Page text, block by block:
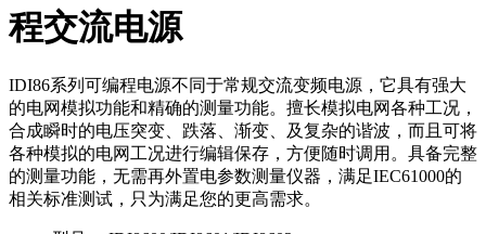
程交流电源
IDI86系列可编程电源不同于常规交流变频电源，它具有强大
的电网模拟功能和精确的测量功能。擅长模拟电网各种工况，
合成瞬时的电压突变、跌落、渐变、及复杂的谐波，而且可将
各种模拟的电网工况进行编辑保存，方便随时调用。具备完整
的测量功能，无需再外置电参数测量仪器，满足IEC61000的
相关标准测试，只为满足您的更高需求。